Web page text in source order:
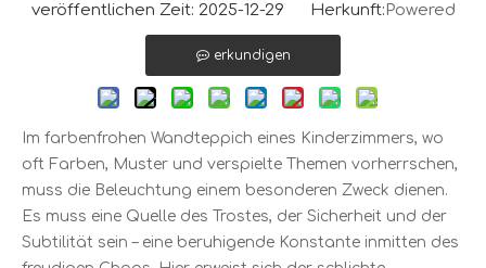
veröffentlichen Zeit: 2025-12-29 Herkunft: Powered
erkundigen
Im farbenfrohen Wandteppich eines Kinderzimmers, wo
oft Farben, Muster und verspielte Themen vorherrschen,
muss die Beleuchtung einem besonderen Zweck dienen.
Es muss eine Quelle des Trostes, der Sicherheit und der
Subtilität sein – eine beruhigende Konstante inmitten des